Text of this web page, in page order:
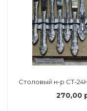
Столовый н-р СТ-
270,00